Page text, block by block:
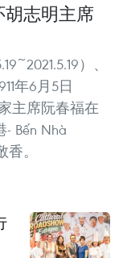
志明主席
）、
年6月5日
主席阮春福在
Bến Nhà
。